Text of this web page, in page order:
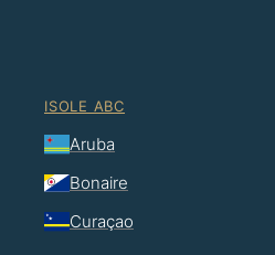
ISOLE ABC
Aruba
Bonaire
Curaçao